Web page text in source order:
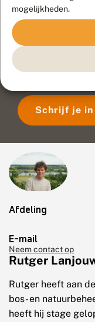
mogelijkheden.
Nieuwsbrief
Je ontvangt dan
Schrijf je in
Afdeling
E-mail
Neem contact op
Rutger
Rutger heeft aan
bos- en
heeft hij stage